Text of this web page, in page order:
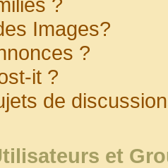
Images?
?
it ?
de
et